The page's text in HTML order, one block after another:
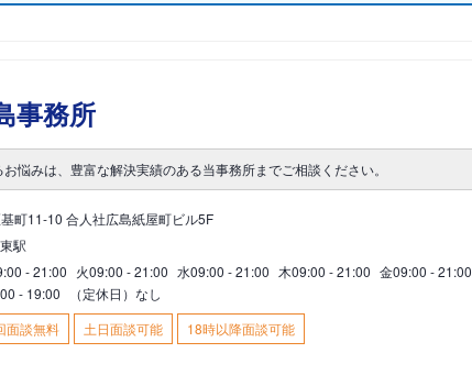
事務所
悩みは、豊富な解決実績のある当事務所までご相談ください。
町11-10 合人社広島紙屋町ビル5F
駅
- 21:00 火09:00 - 21:00 水09:00 - 21:00 木09:00 - 21:00 金09:00 - 21:00
- 19:00
（定休日）なし
面談無料 土日面談可能 18時以降面談可能